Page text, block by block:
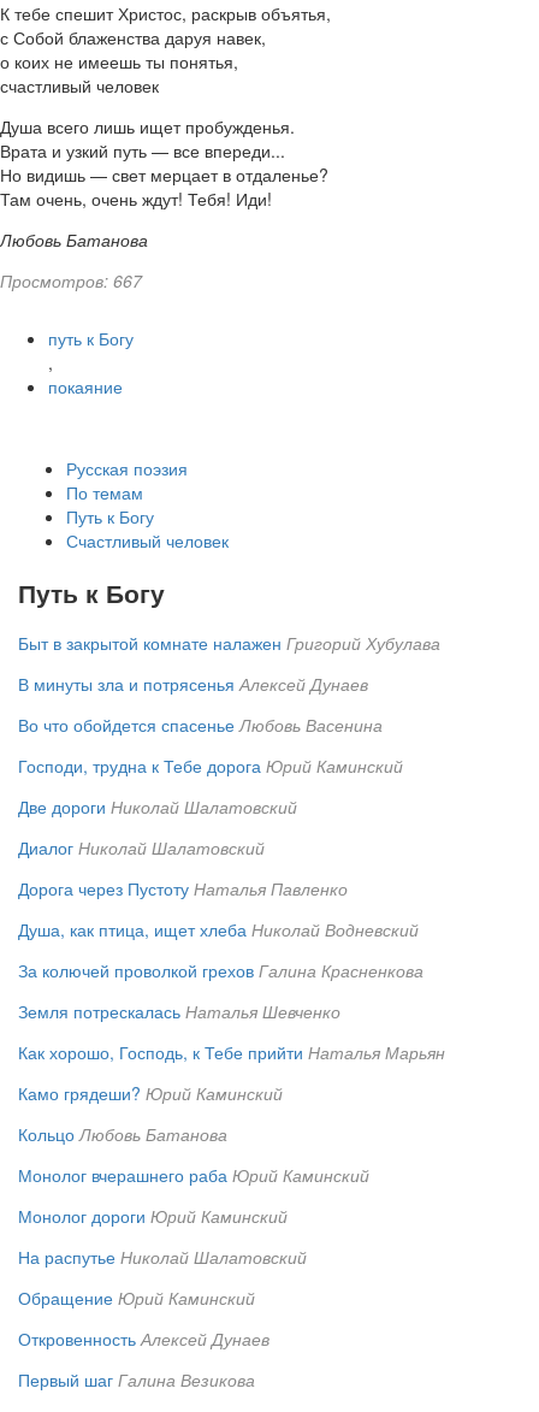
К тебе спешит Христос, раскрыв объятья,
с Собой блаженства даруя навек,
о коих не имеешь ты понятья,
счастливый человек
Душа всего лишь ищет пробужденья.
Врата и узкий путь — все впереди...
Но видишь — свет мерцает в отдаленье?
Там очень, очень ждут! Тебя! Иди!
Любовь Батанова
Просмотров: 667
путь к Богу
,
покаяние
Русская поэзия
По темам
Путь к Богу
Счастливый человек
Путь к Богу
Быт в закрытой комнате налажен Григорий Хубулава
В минуты зла и потрясенья Алексей Дунаев
Во что обойдется спасенье Любовь Васенина
Господи, трудна к Тебе дорога Юрий Каминский
Две дороги Николай Шалатовский
Диалог Николай Шалатовский
Дорога через Пустоту Наталья Павленко
Душа, как птица, ищет хлеба Николай Водневский
За колючей проволкой грехов Галина Красненкова
Земля потрескалась Наталья Шевченко
Как хорошо, Господь, к Тебе прийти Наталья Марьян
Камо грядеши? Юрий Каминский
Кольцо Любовь Батанова
Монолог вчерашнего раба Юрий Каминский
Монолог дороги Юрий Каминский
На распутье Николай Шалатовский
Обращение Юрий Каминский
Откровенность Алексей Дунаев
Первый шаг Галина Везикова